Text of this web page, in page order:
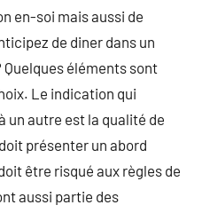
en-soi mais aussi de
de diner dans un
éléments sont
Le indication qui
un autre est la qualité de
présenter un abord
être risqué aux règles de
aussi partie des